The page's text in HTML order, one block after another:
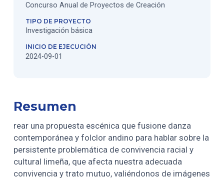
Concurso Anual de Proyectos de Creación
TIPO DE PROYECTO
Investigación básica
INICIO DE EJECUCIÓN
2024-09-01
Resumen
rear una propuesta escénica que fusione danza
contemporánea y folclor andino para hablar sobre la
persistente problemática de convivencia racial y
cultural limeña, que afecta nuestra adecuada
convivencia y trato mutuo, valiéndonos de imágenes